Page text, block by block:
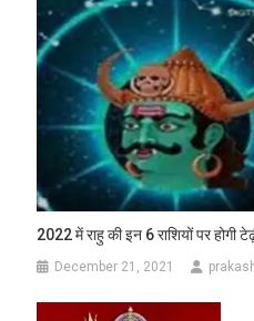
2022 में राहु की इन 6 राशियों पर होगी
December 21, 2021